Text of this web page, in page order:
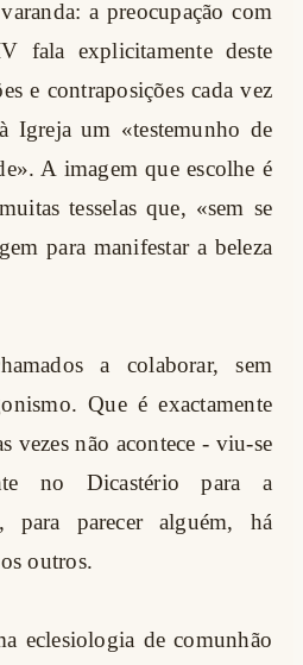
a preocupação com
fala explicitamente deste
e contraposições cada vez
Igreja um «testemunho de
A imagem que escolhe é
tesselas que, «sem se
para manifestar a beleza
a colaborar, sem
Que é exactamente
vezes não acontece - viu-se
no Dicastério para a
para parecer alguém, há
outros.
eclesiologia de comunhão